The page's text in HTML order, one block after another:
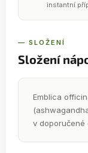
instantní
— SLOŽENÍ
Složení
Emblica
v doporučené